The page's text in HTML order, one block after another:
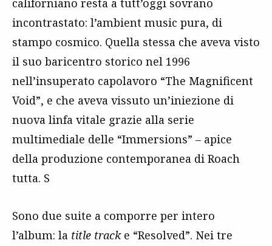
californiano resta a tutt’oggi sovrano
incontrastato: l’ambient music pura, di
stampo cosmico. Quella stessa che aveva visto
il suo baricentro storico nel 1996
nell’insuperato capolavoro “The Magnificent
Void”, e che aveva vissuto un’iniezione di
nuova linfa vitale grazie alla serie
multimediale delle “Immersions” – apice
della produzione contemporanea di Roach
tutta. S
Sono due suite a comporre per intero
l’album: la title tracke “Resolved”. Nei tre